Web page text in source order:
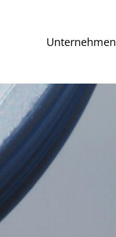
Unternehmen